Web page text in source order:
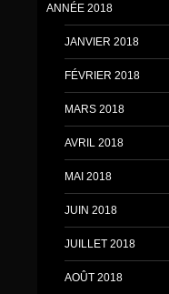
ANNÉE 2018
JANVIER 2018
FÉVRIER 2018
MARS 2018
AVRIL 2018
MAI 2018
JUIN 2018
JUILLET 2018
AOÛT 2018